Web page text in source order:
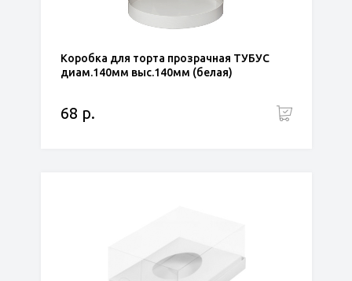
Коробка для торта прозрачная ТУБУС
диам.140мм выс.140мм (белая)
68 р.